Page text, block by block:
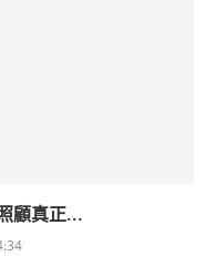
顧真正...